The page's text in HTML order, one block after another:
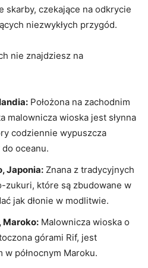
skarby,⁤ czekające na odkrycie
niezwykłych przygód.
‌nie znajdziesz na
Położona na zachodnim
malownicza wioska jest słynna
codziennie wypuszcza
oceanu.
Japonia: Znana z tradycyjnych
zukuri, które są zbudowane w
jak dłonie w ​modlitwie.
Maroko: Malownicza wioska‍ o
górami Rif, jest
północnym Maroku.